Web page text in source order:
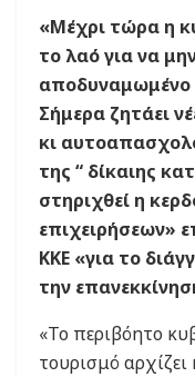
«Μέχρι τώρα η
το λαό για να
αποδυναμωμένο
Σήμερα ζητάει
κι
της “ δίκαιης
στηριχθεί η
επιχειρήσεων»
ΚΚΕ «για το
την
«Το περιβόητο
τουρισμό